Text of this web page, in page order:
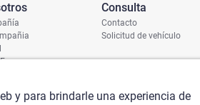
Consulta
Contacto
Solicitud de vehículo
y para brindarle una experiencia de